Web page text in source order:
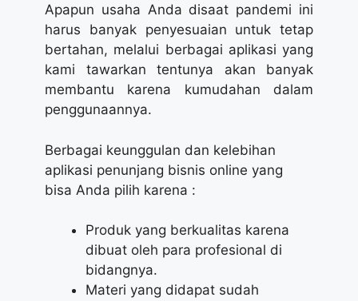
Apapun usaha Anda disaat pandemi ini
harus banyak penyesuaian untuk tetap
bertahan, melalui berbagai aplikasi yang
kami tawarkan tentunya akan banyak
membantu karena kumudahan dalam
penggunaannya.
Berbagai keunggulan dan kelebihan
aplikasi penunjang bisnis online yang
bisa Anda pilih karena :
Produk yang berkualitas karena
dibuat oleh para profesional di
bidangnya.
Materi yang didapat sudah